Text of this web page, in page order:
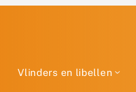
Vlinders en libellen